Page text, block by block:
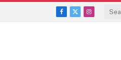
Facebook
X
Instagram